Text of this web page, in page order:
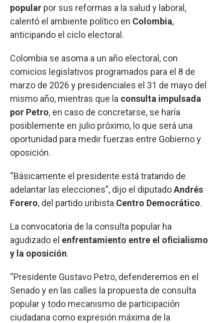
popular por sus reformas a la salud y laboral,
calentó el ambiente político en Colombia,
anticipando el ciclo electoral.
Colombia se asoma a un año electoral, con
comicios legislativos programados para el 8 de
marzo de 2026 y presidenciales el 31 de mayo del
mismo año, mientras que la consulta impulsada
por Petro, en caso de concretarse, se haría
posiblemente en julio próximo, lo que será una
oportunidad para medir fuerzas entre Gobierno y
oposición.
“Básicamente el presidente está tratando de
adelantar las elecciones”, dijo el diputadoAndrés
Forero, del partido uribista Centro Democrático.
La convocatoria de la consulta popular ha
agudizado el enfrentamiento entre el oficialismo
y la oposición.
“Presidente Gustavo Petro, defenderemos en el
Senado y en las calles la propuesta de consulta
popular y todo mecanismo de participación
ciudadana como expresión máxima de la